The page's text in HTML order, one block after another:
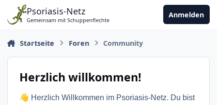
Zu Inhalt springen
Psoriasis-Netz
Gemeinsam mit Schuppenflechte
Anmelden
Startseite Foren Community
Herzlich willkommen!
👋 Herzlich Willkommen im Psoriasis-Netz. Du bist